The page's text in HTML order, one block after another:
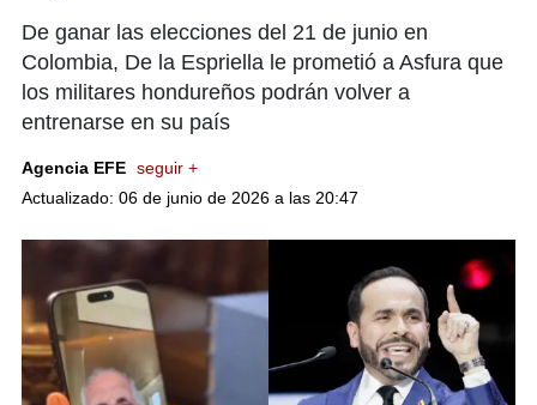
De ganar las elecciones del 21 de junio en
Colombia, De la Espriella le prometió a Asfura que
los militares hondureños podrán volver a
entrenarse en su país
Agencia EFE seguir +
Actualizado: 06 de junio de 2026 a las 20:47